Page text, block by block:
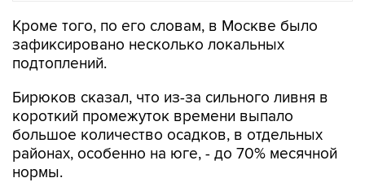
Кроме того, по его словам, в Москве было
зафиксировано несколько локальных
подтоплений.
Бирюков сказал, что из-за сильного ливня в
короткий промежуток времени выпало
большое количество осадков, в отдельных
районах, особенно на юге, - до 70% месячной
нормы.